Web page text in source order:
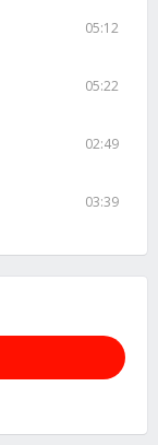
05:12
05:22
02:49
03:39